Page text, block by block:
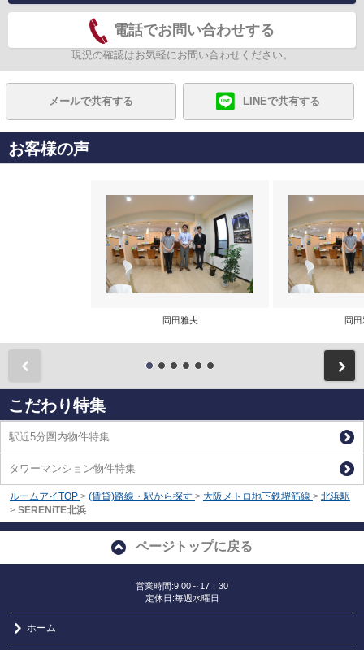
電話でお問い合わせする
現況の確認はお気軽にお問い合わせください。
メールで共有する LINEで共有する
お客様の声
岡田雅夫 岡
こだわり特集
駅近5分圏内物件特集
タワーマンション物件特集
ルームアイTOP > (賃貸)路線・駅から探す > 大阪メトロ地下鉄堺筋線 > 北浜駅
> SERENiTE北浜
ページトップに戻る
営業時間:9:00～17：30
定休日:毎週水曜日
ホーム